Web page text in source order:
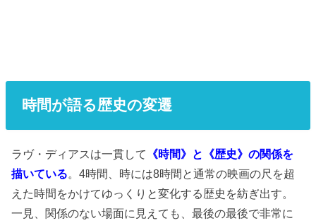
時間が語る歴史の変遷
ラヴ・ディアスは一貫して
《時間》と《歴史》の関係を
描いている。4時間、時には8時間と通常の映画の尺を超
えた時間をかけてゆっくりと変化する歴史を紡ぎ出す。
一見、関係のない場面に見えても、最後の最後で非常に